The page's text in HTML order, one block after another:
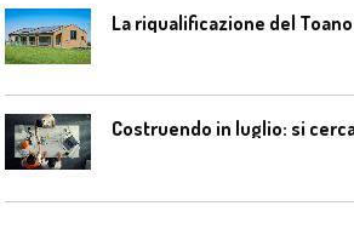
La riqualificazione del
Costruendo in luglio: si